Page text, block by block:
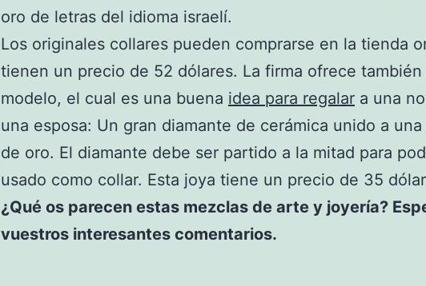
oro de letras del idioma israelí.
Los originales collares pueden comprarse en la tienda
tienen un precio de 52 dólares. La firma ofrece también
modelo, el cual es una buena idea para regalar a una
una esposa: Un gran diamante de cerámica unido a una
de oro. El diamante debe ser partido a la mitad para
usado como collar. Esta joya tiene un precio de 35
¿Qué os parecen estas mezclas de arte y joyería?
vuestros interesantes comentarios.